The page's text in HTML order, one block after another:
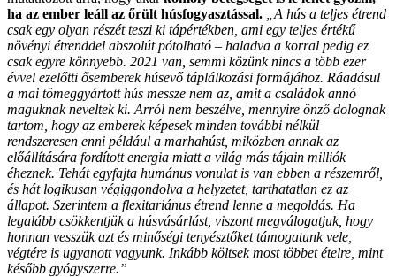
ha az ember leáll az őrült húsfogyasztással. „A hús a teljes étrend
csak egy olyan részét teszi ki tápértékben, ami egy teljes értékű
növényi étrenddel abszolút pótolható – haladva a korral pedig ez
csak egyre könnyebb. 2021 van, semmi közünk nincs a több ezer
évvel ezelőtti ősemberek húsevő táplálkozási formájához. Ráadásul
a mai tömeggyártott hús messze nem az, amit a családok annó
maguknak neveltek ki. Arról nem beszélve, mennyire önző dolognak
tartom, hogy az emberek képesek minden további nélkül
rendszeresen enni például a marhahúst, miközben annak az
előállítására fordított energia miatt a világ más tájain milliók
éheznek. Tehát egyfajta humánus vonulat is van ebben a részemről,
és hát logikusan végiggondolva a helyzetet, tarthatatlan ez az
állapot. Szerintem a flexitariánus étrend lenne a megoldás. Ha
legalább csökkentjük a húsvásárlást, viszont megválogatjuk, hogy
honnan vesszük azt és minőségi tenyésztőket támogatunk vele,
végtére is ugyanott vagyunk. Inkább költsek most többet ételre, mint
később gyógyszerre.”